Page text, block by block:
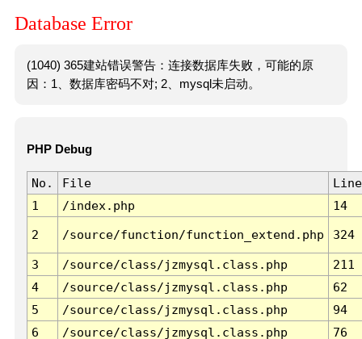
Database Error
(1040) 365建站错误警告：连接数据库失败，可能的原
因：1、数据库密码不对; 2、mysql未启动。
PHP Debug
No. File
Line
1
/index.php 14
2 /source/function/function_extend.php 324
3 /source/class/jzmysql.class.php
211
4
/source/class/jzmysql.class.php
62
5
/source/class/jzmysql.class.php
94
6
/source/class/jzmysql.class.php 76